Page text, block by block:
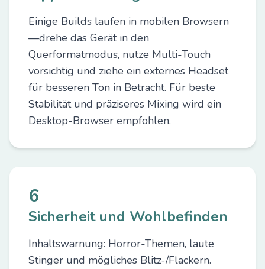
Einige Builds laufen in mobilen Browsern
—drehe das Gerät in den
Querformatmodus, nutze Multi-Touch
vorsichtig und ziehe ein externes Headset
für besseren Ton in Betracht. Für beste
Stabilität und präziseres Mixing wird ein
Desktop-Browser empfohlen.
6
Sicherheit und Wohlbefinden
Inhaltswarnung: Horror-Themen, laute
Stinger und mögliches Blitz-/Flackern.